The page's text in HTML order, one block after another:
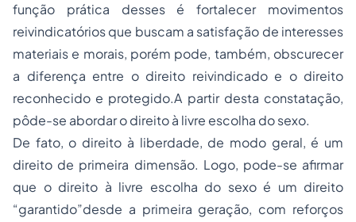
função prática desses é fortalecer movimentos
reivindicatórios que buscam a satisfação de interesses
materiais e morais, porém pode, também, obscurecer
a diferença entre o direito reivindicado e o direito
reconhecido e protegido.A partir desta constatação,
pôde-se abordar o direito à livre escolha do sexo.
De fato, o direito à liberdade, de modo geral, é um
direito de primeira dimensão. Logo, pode-se afirmar
que o direito à livre escolha do sexo é um direito
“garantido”desde a primeira geração, com reforços